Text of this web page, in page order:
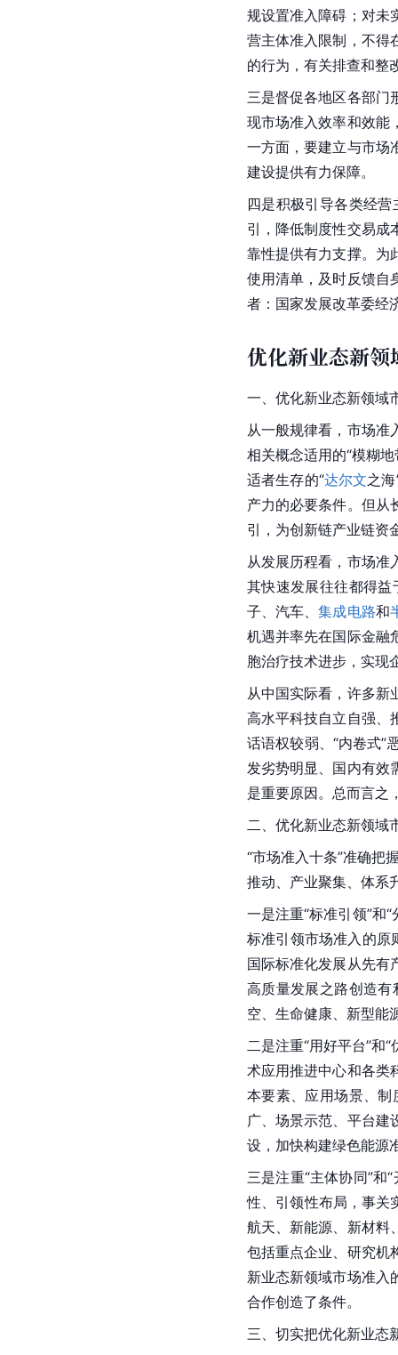
规设置准入障碍；对未
营主体准入限制，不得
的行为，有关排查和整
三是督促各地区各部门
现市场准入效率和效能
一方面，要建立与市场
建设提供有力保障。
四是积极引导各类经
引，降低制度性交易成
靠性提供有力支撑。为
使用清单，及时反馈自
者：国家发展改革委经
优化新业态新
一、优化新业态新领域
从一般规律看，市场准
相关概念适用的“模糊
适者生存的“达尔文之
产力的必要条件。但从
引，为创新链产业链资
从发展历程看，市场准
其快速发展往往都得
子、汽车、集成电路和
机遇并率先在国际金融
胞治疗技术进步，实现
从中国实际看，许多新
高水平科技自立自强、
话语权较弱、“内卷式”
发劣势明显、国内有效
是重要原因。总而言之
二、优化新业态新领域
“市场准入十条”准确把
推动、产业聚集、体系
一是注重“标准引领”和
标准引领市场准入的原
国际标准化发展从先有
高质量发展之路创造
空、生命健康、新型能
二是注重“用好平台”和
术应用推进中心和各类
本要素、应用场景、
广、场景示范、平台建
设，加快构建绿色能源
三是注重“主体协同”和
性、引领性布局，事关
航天、新能源、新材料
包括重点企业、研究机
新业态新领域市场准入
合作创造了条件。
三、切实把优化新业态